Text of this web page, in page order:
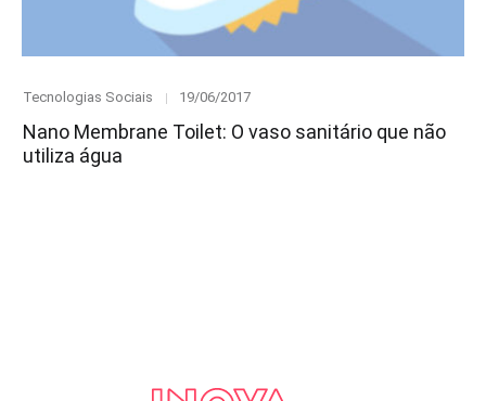
Category
Tecnologias Sociais
Posted
19/06/2017
Nano Membrane Toilet: O vaso sanitário que não
utiliza água